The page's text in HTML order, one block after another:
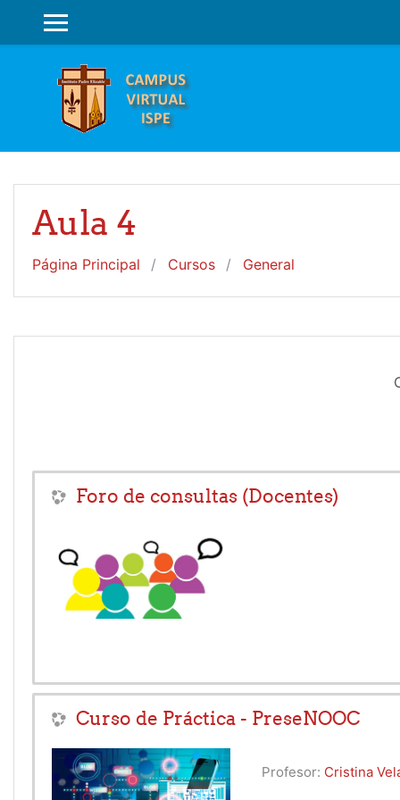
PANEL LATERAL
Aula 4
Página Principal Cursos General
Foro de consultas (Docentes)
Curso de Práctica - PreseNOOC
Profesor: Cristina